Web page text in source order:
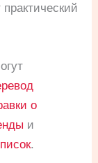
о
и
.